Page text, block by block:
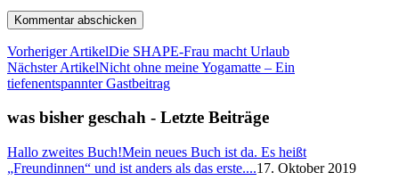
Vorheriger ArtikelDie SHAPE-Frau macht Urlaub
Nächster ArtikelNicht ohne meine Yogamatte – Ein
tiefenentspannter Gastbeitrag
was bisher geschah - Letzte Beiträge
Hallo zweites Buch!Mein neues Buch ist da. Es heißt
„Freundinnen“ und ist anders als das erste....17. Oktober 2019